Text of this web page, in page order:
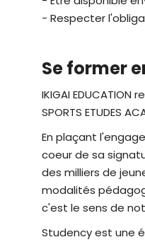
- Respecter
Se former
IKIGAI
SPORTS ETUDES
En plaçant
coeur de sa
des milliers de
modalités
c'est le sens de
Studency est une